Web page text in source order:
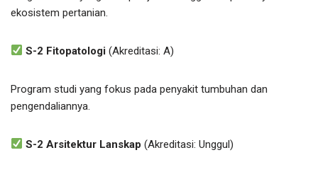
ekosistem pertanian.
S-2 Fitopatologi (Akreditasi: A)
Program studi yang fokus pada penyakit tumbuhan dan
pengendaliannya.
S-2 Arsitektur Lanskap (Akreditasi: Unggul)